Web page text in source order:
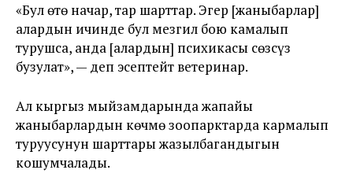
«Бул өтө начар, тар шарттар. Эгер [жаныбарлар]
алардын ичинде бул мезгил бою камалып
турушса, анда [алардын] психикасы сөзсүз
бузулат», — деп эсептейт ветеринар.
Ал кыргыз мыйзамдарында жапайы
жаныбарлардын көчмө зоопарктарда кармалып
туруусунун шарттары жазылбагандыгын
кошумчалады.